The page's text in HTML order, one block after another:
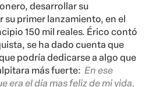
desarrollar su
primer lanzamiento, en el
150 mil reales. Érico contó
se ha dado cuenta que
podría dedicarse a algo que
más fuerte: En ese
era el día mas feliz de mi vida,